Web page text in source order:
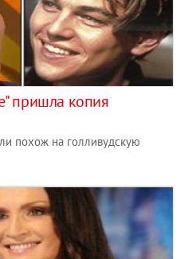
пришла копия
похож на голливудскую